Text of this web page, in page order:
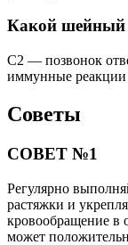
Какой шейный
С2 — позвонок
иммунные реакции
Советы
СОВЕТ №1
Регулярно
растяжки и
кровообращение в
может